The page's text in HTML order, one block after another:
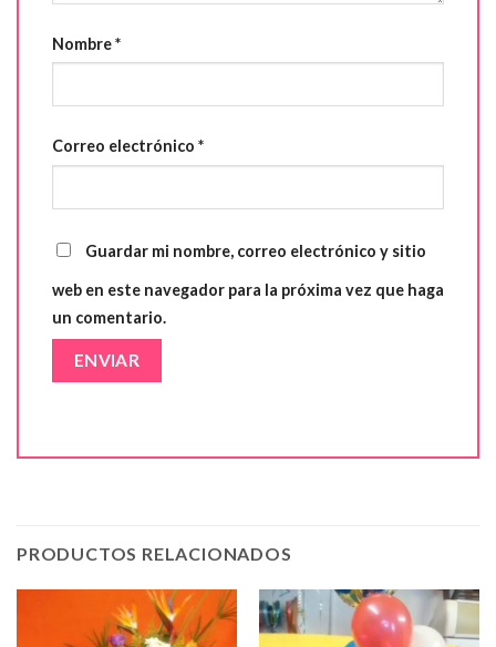
Nombre*
Correo electrónico *
Guardar mi nombre, correo electrónico y sitio
web en este navegador para la próxima vez que haga
un comentario.
PRODUCTOS RELACIONADOS